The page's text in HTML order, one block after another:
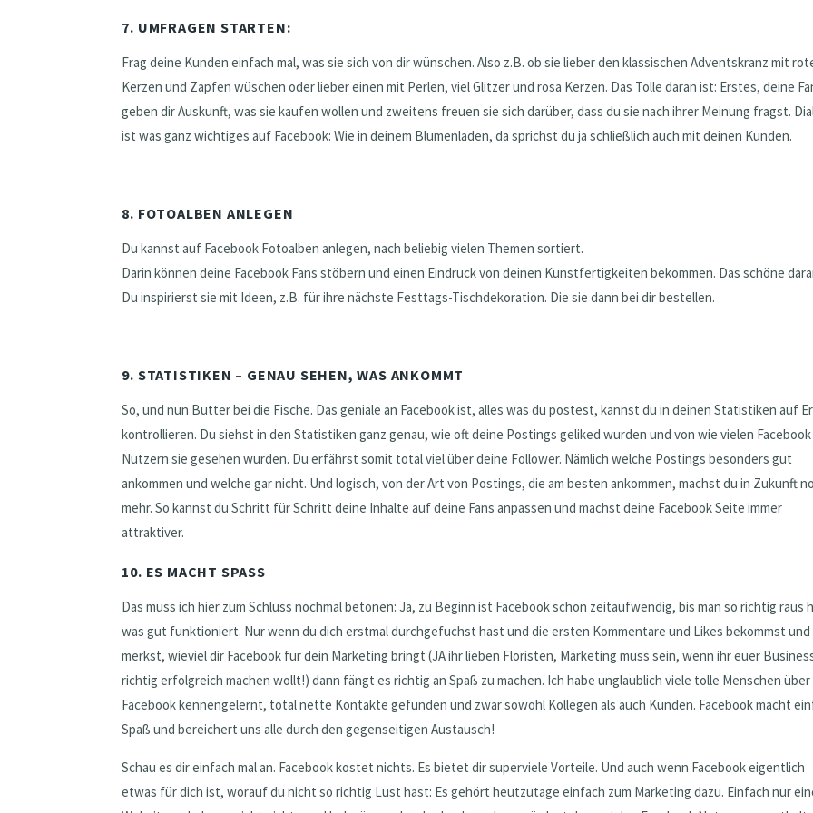
7. UMFRAGEN STARTEN:
Frag deine Kunden einfach mal, was sie sich von dir wünschen. Also z.B. ob sie lieber den klassischen Adventskranz mit
Kerzen und Zapfen wüschen oder lieber einen mit Perlen, viel Glitzer und rosa Kerzen. Das Tolle daran ist: Erstes, deine
geben dir Auskunft, was sie kaufen wollen und zweitens freuen sie sich darüber, dass du sie nach ihrer Meinung fragst.
ist was ganz wichtiges auf Facebook: Wie in deinem Blumenladen, da sprichst du ja schließlich auch mit deinen Kunden.
8. FOTOALBEN ANLEGEN
Du kannst auf Facebook Fotoalben anlegen, nach beliebig vielen Themen sortiert.
Darin können deine Facebook Fans stöbern und einen Eindruck von deinen Kunstfertigkeiten bekommen. Das schöne
Du inspirierst sie mit Ideen, z.B. für ihre nächste Festtags-Tischdekoration. Die sie dann bei dir bestellen.
9. STATISTIKEN – GENAU SEHEN, WAS ANKOMMT
So, und nun Butter bei die Fische. Das geniale an Facebook ist, alles was du postest, kannst du in deinen Statistiken auf
kontrollieren. Du siehst in den Statistiken ganz genau, wie oft deine Postings geliked wurden und von wie vielen Facebook
Nutzern sie gesehen wurden. Du erfährst somit total viel über deine Follower. Nämlich welche Postings besonders gut
ankommen und welche gar nicht. Und logisch, von der Art von Postings, die am besten ankommen, machst du in Zukunft
mehr. So kannst du Schritt für Schritt deine Inhalte auf deine Fans anpassen und machst deine Facebook Seite immer
attraktiver.
10. ES MACHT SPASS
Das muss ich hier zum Schluss nochmal betonen: Ja, zu Beginn ist Facebook schon zeitaufwendig, bis man so richtig raus
was gut funktioniert. Nur wenn du dich erstmal durchgefuchst hast und die ersten Kommentare und Likes bekommst und
merkst, wieviel dir Facebook für dein Marketing bringt (JA ihr lieben Floristen, Marketing muss sein, wenn ihr euer
richtig erfolgreich machen wollt!) dann fängt es richtig an Spaß zu machen. Ich habe unglaublich viele tolle Menschen über
Facebook kennengelernt, total nette Kontakte gefunden und zwar sowohl Kollegen als auch Kunden. Facebook macht
Spaß und bereichert uns alle durch den gegenseitigen Austausch!
Schau es dir einfach mal an. Facebook kostet nichts. Es bietet dir superviele Vorteile. Und auch wenn Facebook eigentlich
etwas für dich ist, worauf du nicht so richtig Lust hast: Es gehört heutzutage einfach zum Marketing dazu. Einfach nur